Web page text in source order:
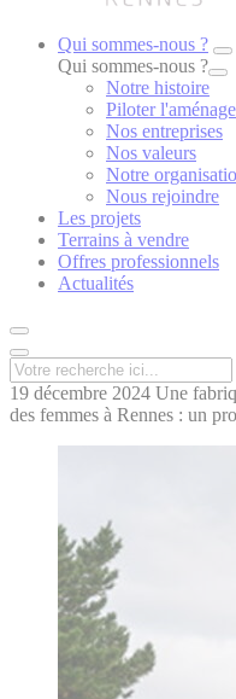
Qui sommes-nous ?
Qui sommes-nous ?
Notre histoire
Piloter
Nos entreprises
Nos valeurs
Notre
Nous rejoindre
Les projets
Terrains à vendre
Offres professionnels
Actualités
19 décembre 2024 Une
des femmes à Rennes : un